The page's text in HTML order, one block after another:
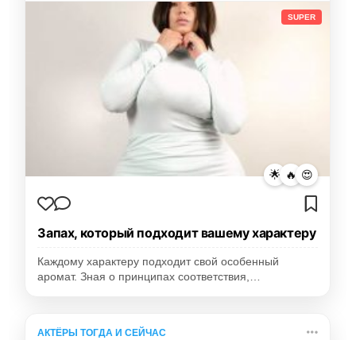
SUPER
🌟 🔥 😍
Запах, который подходит вашему характеру
Каждому характеру подходит свой особенный
аромат. Зная о принципах соответствия,…
АКТЁРЫ ТОГДА И СЕЙЧАС